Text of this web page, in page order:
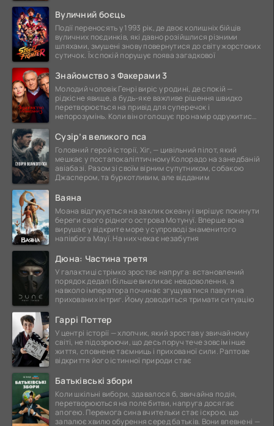
Вуличний боєць
Події переносять у 1993 рік, де двоє колишніх бійців
вуличних поєдинків, які давно розійшлися різними
шляхами, змушені знову повернутися до світу жорстоких
сутичок. Їх спокій порушує поява загадкової
Знайомство з Факерами 3
Молодий чоловік Генрі виріс у родині, де спокій —
рідкісне явище, а будь-яке важливе рішення швидко
перетворюється на привід для суперечок і
непорозумінь. Коли він оголошує про намір одружитися,
Сузір’я великого пса
Головний герой історії, Хіг, — цивільний пілот, який
мешкає у постапокаліптичному Колорадо на занедбаній
авіабазі. Разом зі своїм вірним супутником, собакою
Джаспером, та буркотливим, але відданим
Ваяна
Моана відгукується на заклик океану і вирішує покинути
береги свого рідного острова Мотунуї. Вперше вона
вирушає у відкрите море у супроводі знаменитого
напівбога Мауї. На них чекає незабутня
Дюна: Частина третя
У галактиці стрімко зростає напруга: встановлений
порядок дедалі більше викликає невдоволення, а
навколо імператора починає згущуватися павутина
прихованих інтриг. Йому доводиться тримати ситуацію
Гаррі Поттер
У центрі історії — хлопчик, який зростав у звичайному
світі, не підозрюючи, що десь поруч тече зовсім інше
життя, сповнене таємниць і прихованої сили. Раптове
відкриття його істинної природи стає
Батьківські збори
Коли шкільні вибори, здавалося б, звичайна подія,
перетворюються на поле битви, напруга досягає
апогею. Перемога сина вчительки стає іскрою, що
запалює хвилю обурення серед батьків. Вони впевнені —